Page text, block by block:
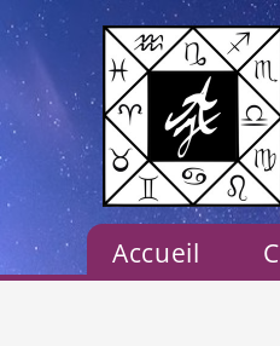
Accueil